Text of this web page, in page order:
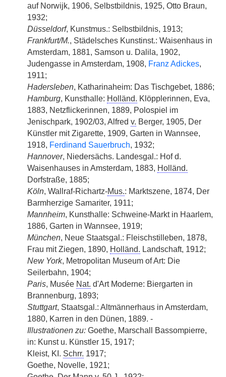
auf Norwijk, 1906, Selbstbildnis, 1925, Otto Braun,
1932;
Düsseldorf, Kunstmus.: Selbstbildnis, 1913;
Frankfurt/M., Städelsches Kunstinst.: Waisenhaus in
Amsterdam, 1881, Samson u. Dalila, 1902,
Judengasse in Amsterdam, 1908, Franz Adickes,
1911;
Hadersleben, Katharinaheim: Das Tischgebet, 1886;
Hamburg, Kunsthalle: Holländ. Klöpplerinnen, Eva,
1883, Netzflickerinnen, 1889, Polospiel im
Jenischpark, 1902/03, Alfred v. Berger, 1905, Der
Künstler mit Zigarette, 1909, Garten in Wannsee,
1918, Ferdinand Sauerbruch, 1932;
Hannover, Niedersächs. Landesgal.: Hof d.
Waisenhauses in Amsterdam, 1883, Holländ.
Dorfstraße, 1885;
Köln, Wallraf-Richartz-Mus.: Marktszene, 1874, Der
Barmherzige Samariter, 1911;
Mannheim, Kunsthalle: Schweine-Markt in Haarlem,
1886, Garten in Wannsee, 1919;
München, Neue Staatsgal.: Fleischstilleben, 1878,
Frau mit Ziegen, 1890, Holländ. Landschaft, 1912;
New York, Metropolitan Museum of Art: Die
Seilerbahn, 1904;
Paris, Musée Nat. d'Art Moderne: Biergarten in
Brannenburg, 1893;
Stuttgart, Staatsgal.: Altmännerhaus in Amsterdam,
1880, Karren in den Dünen, 1889. -
Illustrationen zu: Goethe, Marschall Bassompierre,
in: Kunst u. Künstler 15, 1917;
Kleist, KI. Schrr. 1917;
Goethe, Novelle, 1921;